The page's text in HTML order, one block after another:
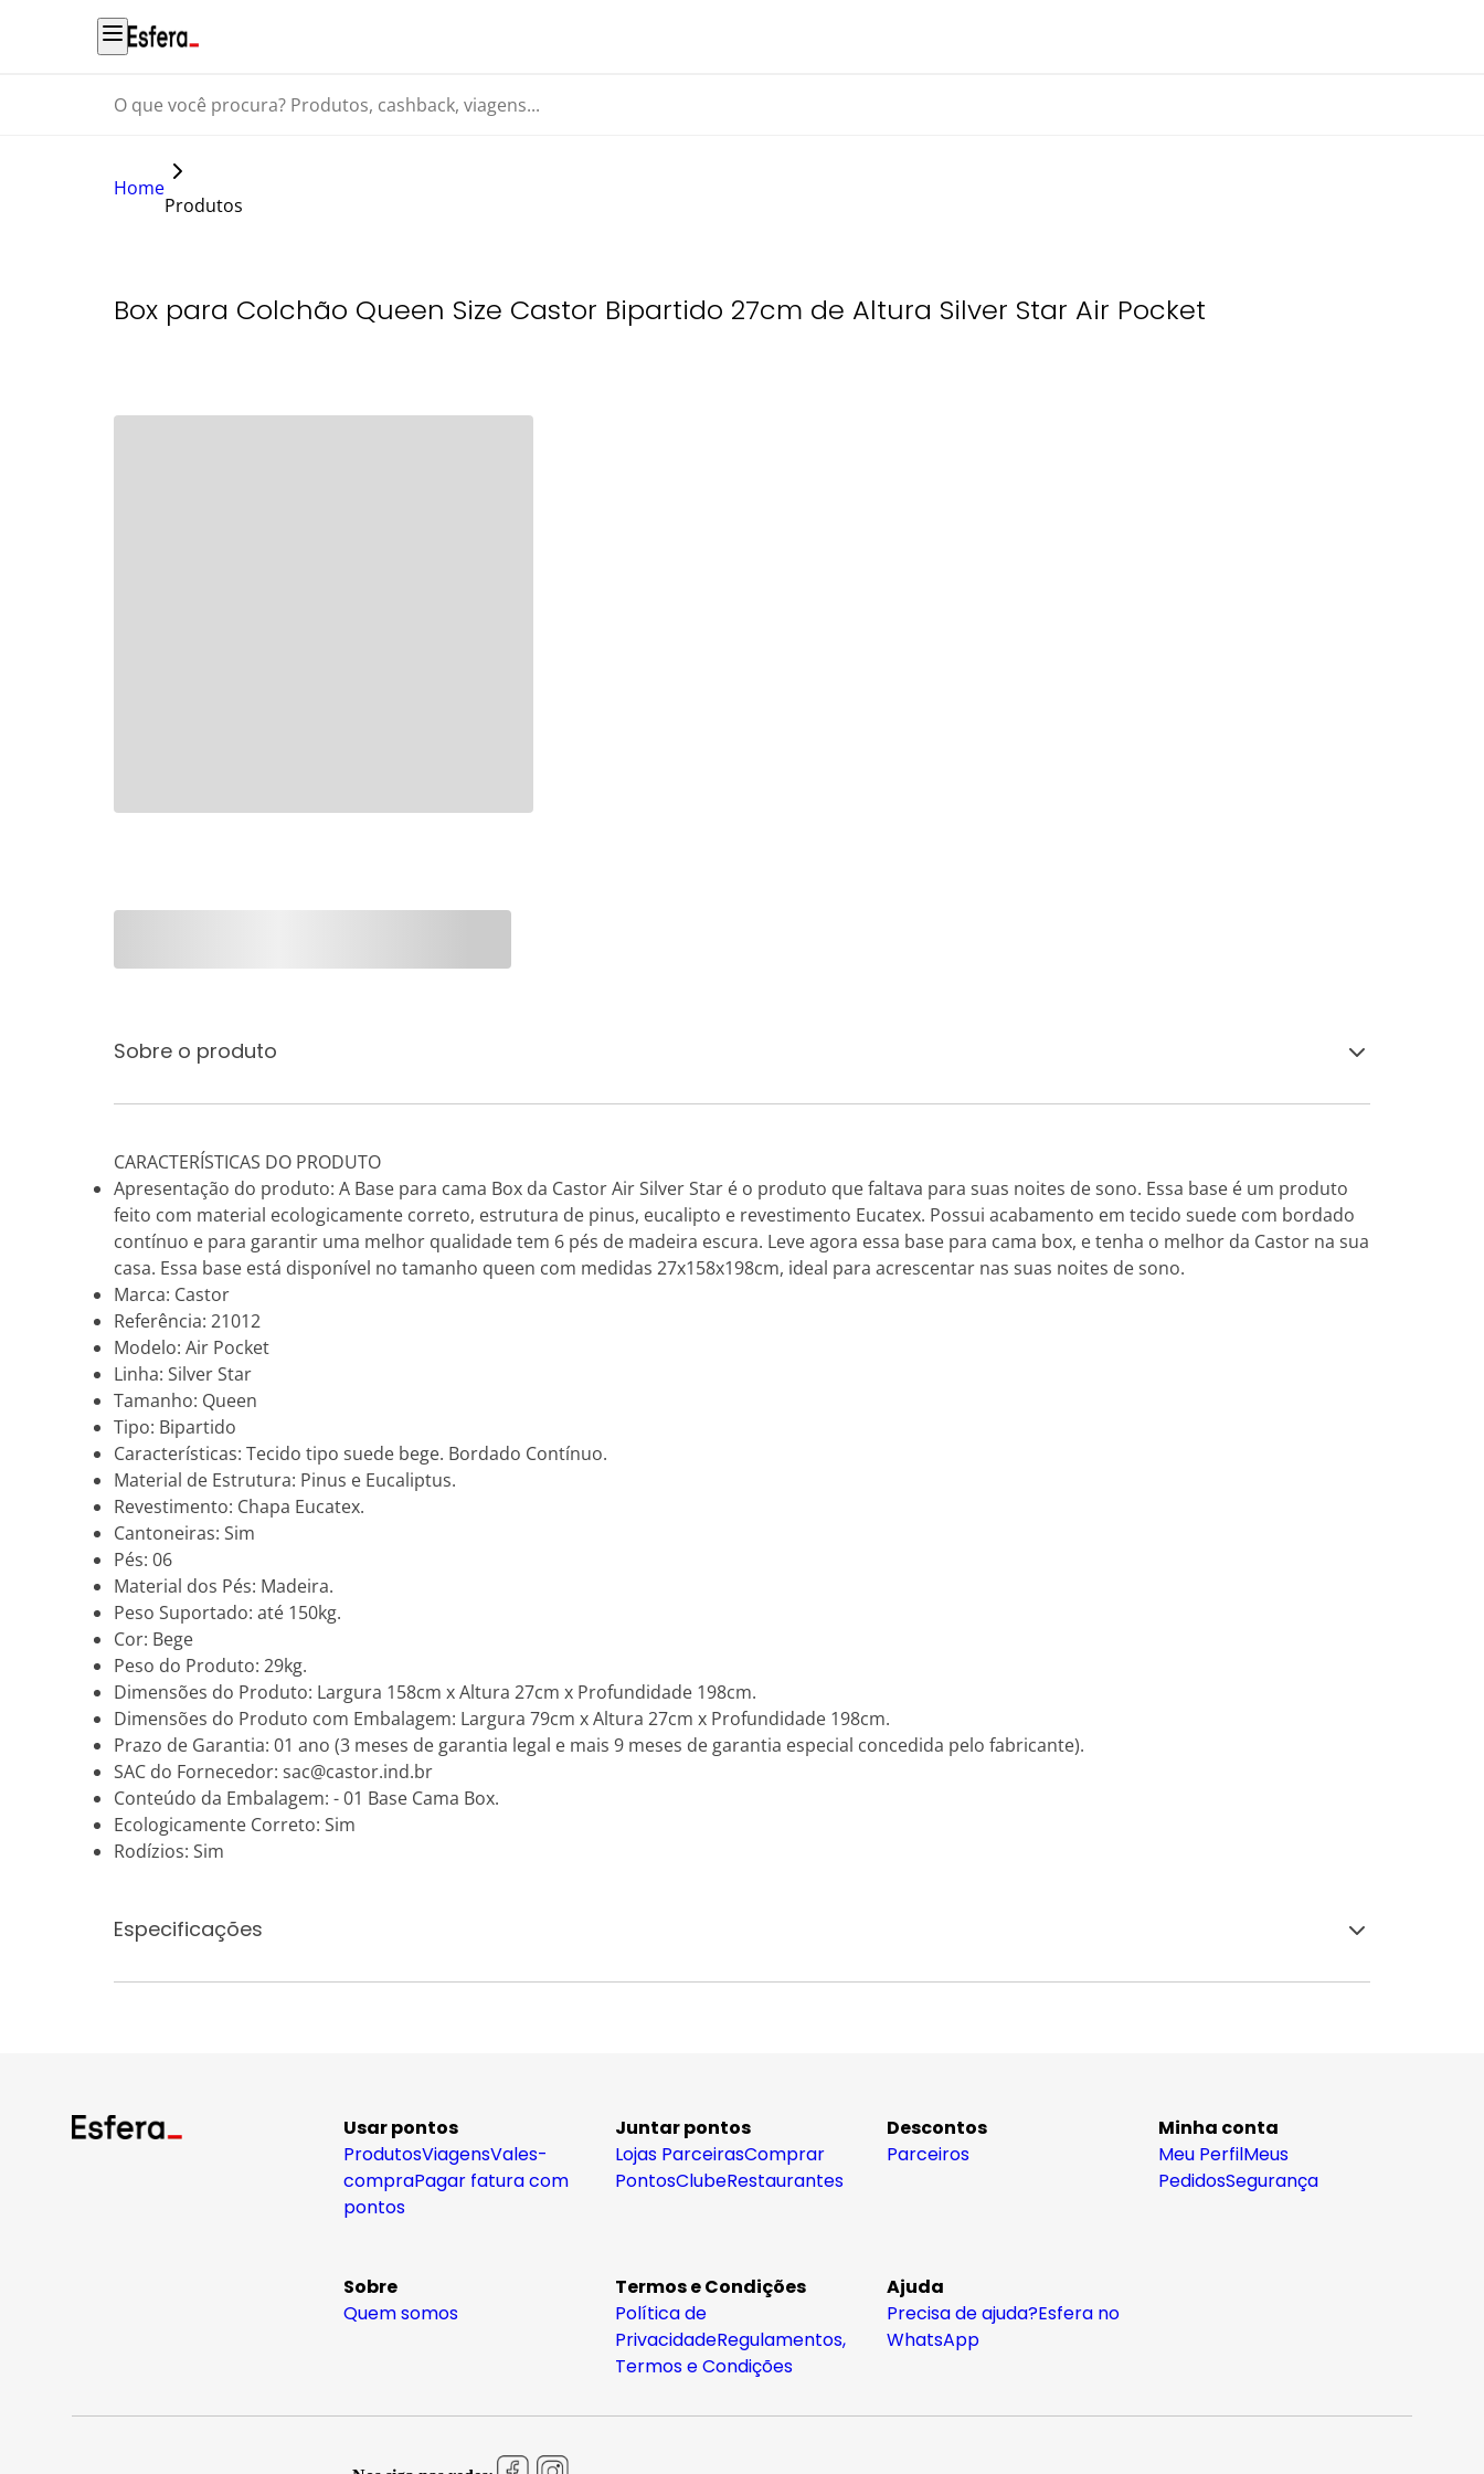
O que você procura? Produtos, cashback, viagens...
Home
Produtos
Box para Colchão Queen Size Castor Bipartido 27cm de Altura Silver Star Air Pocket
Sobre o produto
CARACTERÍSTICAS DO PRODUTO
Apresentação do produto: A Base para cama Box da Castor Air Silver Star é o produto que faltava para suas noites de sono. Essa base é um produto
feito com material ecologicamente correto, estrutura de pinus, eucalipto e revestimento Eucatex. Possui acabamento em tecido suede com bordado
contínuo e para garantir uma melhor qualidade tem 6 pés de madeira escura. Leve agora essa base para cama box, e tenha o melhor da Castor na sua
casa. Essa base está disponível no tamanho queen com medidas 27x158x198cm, ideal para acrescentar nas suas noites de sono.
Marca: Castor
Referência: 21012
Modelo: Air Pocket
Linha: Silver Star
Tamanho: Queen
Tipo: Bipartido
Características: Tecido tipo suede bege. Bordado Contínuo.
Material de Estrutura: Pinus e Eucaliptus.
Revestimento: Chapa Eucatex.
Cantoneiras: Sim
Pés: 06
Material dos Pés: Madeira.
Peso Suportado: até 150kg.
Cor: Bege
Peso do Produto: 29kg.
Dimensões do Produto: Largura 158cm x Altura 27cm x Profundidade 198cm.
Dimensões do Produto com Embalagem: Largura 79cm x Altura 27cm x Profundidade 198cm.
Prazo de Garantia: 01 ano (3 meses de garantia legal e mais 9 meses de garantia especial concedida pelo fabricante).
SAC do Fornecedor: sac@castor.ind.br
Conteúdo da Embalagem: - 01 Base Cama Box.
Ecologicamente Correto: Sim
Rodízios: Sim
Especificações
Usar pontos
ProdutosViagensVales-
compraPagar fatura com
pontos
Juntar pontos
Lojas ParceirasComprar
PontosClubeRestaurantes
Descontos
Parceiros
Minha conta
Meu PerfilMeus
PedidosSegurança
Sobre
Quem somos
Termos e Condições
Política de
PrivacidadeRegulamentos,
Termos e Condições
Ajuda
Precisa de ajuda?Esfera no
WhatsApp